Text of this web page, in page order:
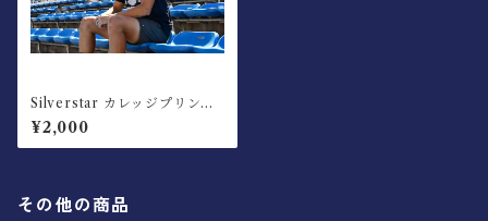
Silverstar カレッジプリント
Tシャツ
¥2,000
その他の商品